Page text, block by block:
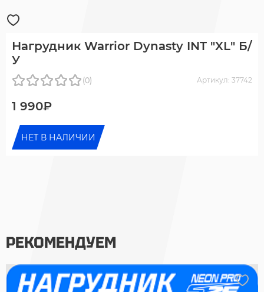
Нагрудник Warrior Dynasty INT "XL" Б/
У
(0) Артикул: 37742
1 990₽
НЕТ В НАЛИЧИИ
РЕКОМЕНДУЕМ